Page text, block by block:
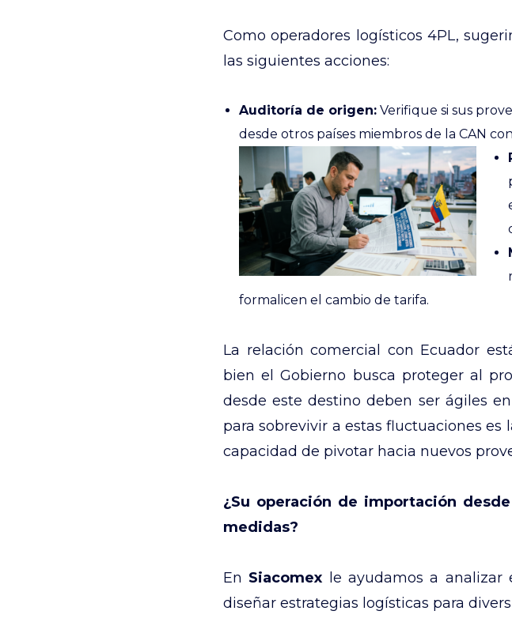
Como operadores logísticos 4PL,
las siguientes acciones:
Auditoría de origen: Verifique si sus
desde otros países miembros de la CAN
formalicen el cambio de tarifa.
La relación comercial con Ecuador
bien el Gobierno busca proteger al
desde este destino deben ser ágiles
para sobrevivir a estas fluctuaciones es
capacidad de pivotar hacia nuevos
¿Su operación de importación
medidas?
En Siacomex le ayudamos a analizar
diseñar estrategias logísticas para